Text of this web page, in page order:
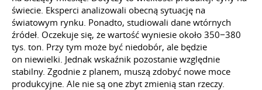
świecie. Eksperci analizowali obecną sytuację na
światowym rynku. Ponadto, studiowali dane wtórnych
źródeł. Oczekuje się, że wartość wyniesie około 350−380
tys. ton. Przy tym może być niedobór, ale będzie
on niewielki. Jednak wskaźnik pozostanie względnie
stabilny. Zgodnie z planem, muszą zdobyć nowe moce
produkcyjne. Ale nie są one zbyt zmienią stan rzeczy.